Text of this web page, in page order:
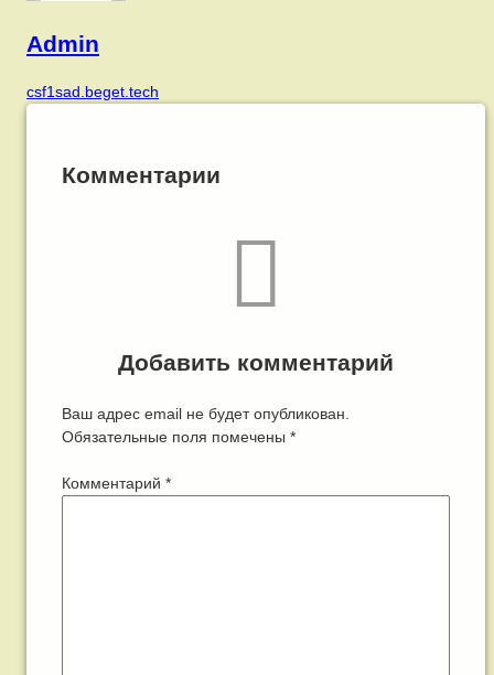
Admin
csf1sad.beget.tech
Комментарии
Добавить комментарий
Ваш адрес email не будет опубликован.
Обязательные поля помечены *
Комментарий *